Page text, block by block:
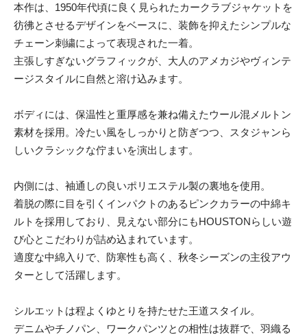
本作は、1950年代頃に良く見られたカークラブジャケットを
彷彿とさせるデザインをベースに、装飾を抑えたシンプルな
チェーン刺繍によって表現された一着。
主張しすぎないグラフィックが、大人のアメカジやヴィンテ
ージスタイルに自然と溶け込みます。
ボディには、保温性と重厚感を兼ね備えたウール混メルトン
素材を採用。冷たい風をしっかりと防ぎつつ、スタジャンら
しいクラシックな佇まいを演出します。
内側には、袖通しの良いポリエステル製の裏地を使用。
着脱の際に目を引くインパクトのあるピンクカラーの中綿キ
ルトを採用しており、見えない部分にもHOUSTONらしい遊
び心とこだわりが詰め込まれています。
適度な中綿入りで、防寒性も高く、秋冬シーズンの主役アウ
ターとして活躍します。
シルエットは程よくゆとりを持たせた王道スタイル。
デニムやチノパン、ワークパンツとの相性は抜群で、羽織る